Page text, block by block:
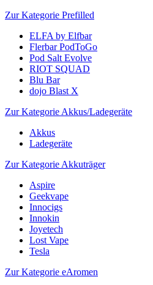
Zur Kategorie Prefilled
ELFA by Elfbar
Flerbar PodToGo
Pod Salt Evolve
RIOT SQUAD
Blu Bar
dojo Blast X
Zur Kategorie Akkus/Ladegeräte
Akkus
Ladegeräte
Zur Kategorie Akkuträger
Aspire
Geekvape
Innocigs
Innokin
Joyetech
Lost Vape
Tesla
Zur Kategorie eAromen